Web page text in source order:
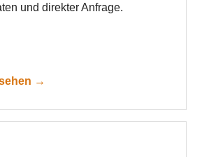
und direkter Anfrage.
→